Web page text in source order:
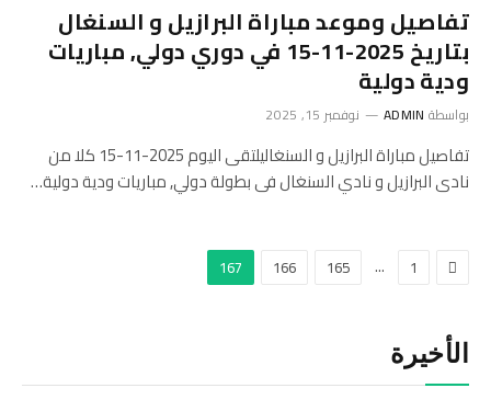
تفاصيل وموعد مباراة البرازيل و السنغال
بتاريخ 2025-11-15 في دوري دولي, مباريات
ودية دولية
بواسطة ADMIN نوفمبر 15, 2025
تفاصيل مباراة البرازيل و السنغاليلتقى اليوم 2025-11-15 كلا من
نادى البرازيل و نادي السنغال فى بطولة دولي, مباريات ودية دولية…
السابق
1
…
165
166
167
الأخيرة